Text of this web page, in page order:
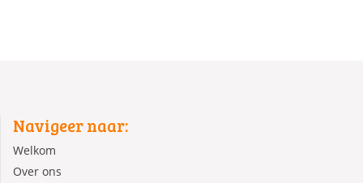
Navigeer naar:
Welkom
Over ons